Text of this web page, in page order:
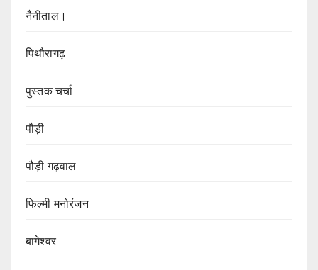
नैनीताल।
पिथौरागढ़
पुस्तक चर्चा
पौड़ी
पौड़ी गढ़वाल
फिल्मी मनोरंजन
बागेश्वर